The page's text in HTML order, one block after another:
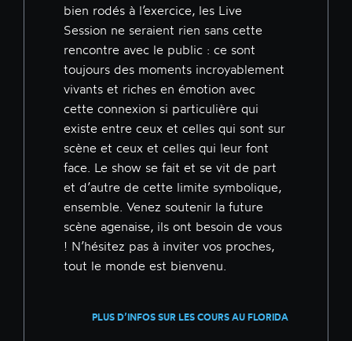
bien rodés à l’exercice, les Live
Session ne seraient rien sans cette
rencontre avec le public : ce sont
toujours des moments incroyablement
vivants et riches en émotion avec
cette connexion si particulière qui
existe entre ceux et celles qui sont sur
scène et ceux et celles qui leur font
face. Le show se fait et se vit de part
et d’autre de cette limite symbolique,
ensemble. Venez soutenir la future
scène agenaise, ils ont besoin de vous
! N’hésitez pas à inviter vos proches,
tout le monde est bienvenu.
PLUS D’INFOS SUR LES COURS AU FLORIDA